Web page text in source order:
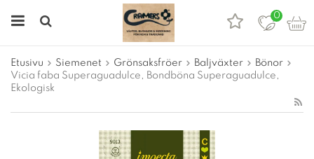
0
Etusivu Siemenet Grönsaksfröer Baljväxter
Bönor
Vicia faba Superaguadulce, Bondböna Superaguadulce,
Ekologisk